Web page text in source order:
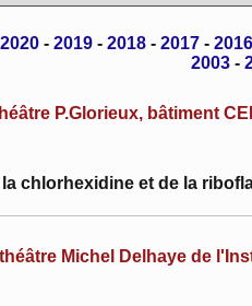
2020 - 2019 - 2018 - 2017 - 2016
2003-
P.Glorieux, bâtiment
chlorhexidine et de la
Michel Delhaye de